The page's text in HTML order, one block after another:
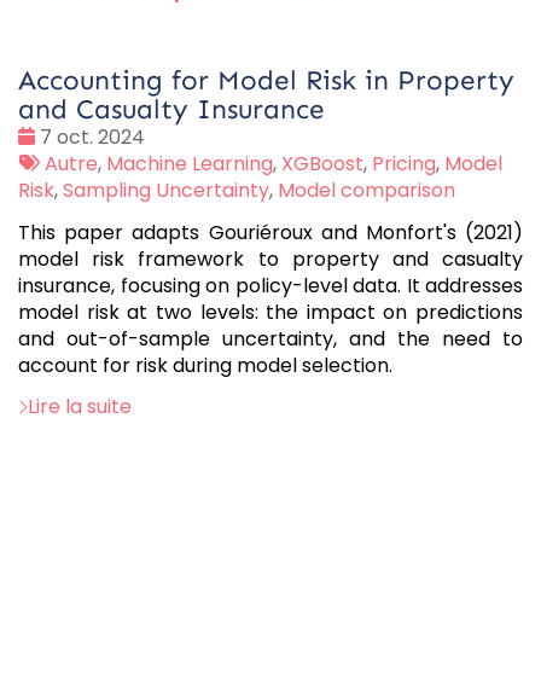
Accounting for Model Risk in Property
and Casualty Insurance
Date
:
7 oct. 2024
Tags
:
Autre, Machine Learning, XGBoost, Pricing, Model
Risk,Sampling Uncertainty, Model comparison
This paper adapts Gouriéroux and Monfort's (2021)
model risk framework to property and casualty
insurance, focusing on policy-level data. It addresses
model risk at two levels: the impact on predictions
and out-of-sample uncertainty, and the need to
account for risk during model selection.
Lire la suite